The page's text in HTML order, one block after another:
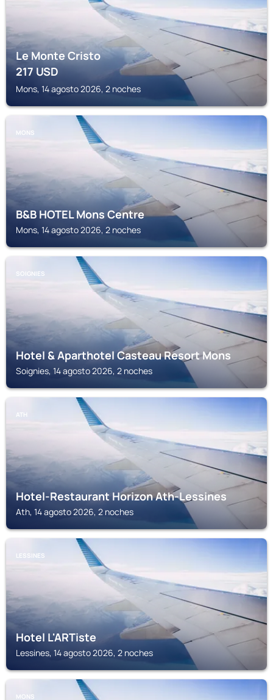
Le Monte Cristo
217USD
Mons, 14 agosto 2026, 2 noches
MONS
B&B HOTEL Mons Centre
Mons, 14 agosto 2026, 2 noches
SOIGNIES
Hotel & Aparthotel Casteau Resort Mons
Soignies, 14 agosto 2026, 2 noches
ATH
Hotel-Restaurant Horizon Ath-Lessines
Ath, 14 agosto 2026, 2 noches
LESSINES
Hotel L'ARTiste
Lessines, 14 agosto 2026, 2 noches
MONS